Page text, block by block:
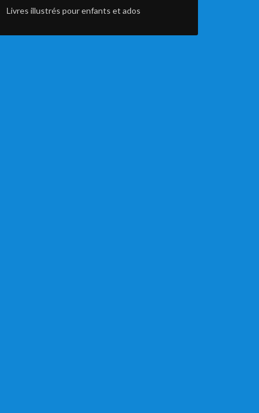
Livres illustrés pour enfants et ados